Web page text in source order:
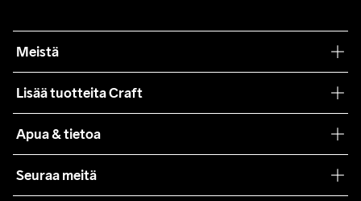
Meistä
Lisää tuotteita Craft
Yhteistyöt
Lehdistö
Apua & tietoa
Käyttöehdot
Seuraa meitä